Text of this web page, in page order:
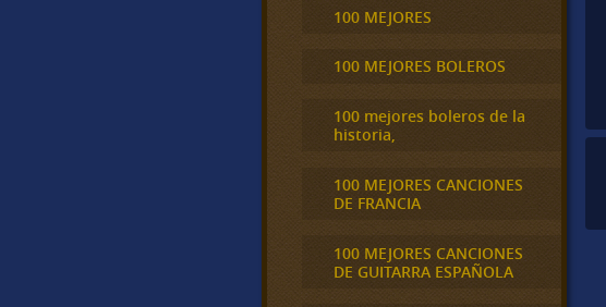
100 MEJORES
100 MEJORES BOLEROS
100 mejores boleros de la
historia,
100 MEJORES CANCIONES
DE FRANCIA
100 MEJORES CANCIONES
DE GUITARRA ESPAÑOLA